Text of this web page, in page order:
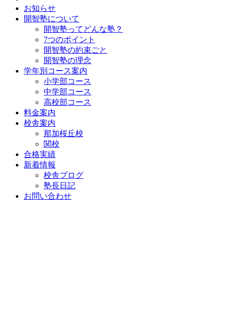
お知らせ
開智塾について
開智塾ってどんな塾？
7つのポイント
開智塾の約束ごと
開智塾の理念
学年別コース案内
小学部コース
中学部コース
高校部コース
料金案内
校舎案内
那加桜丘校
関校
合格実績
新着情報
校舎ブログ
塾長日記
お問い合わせ